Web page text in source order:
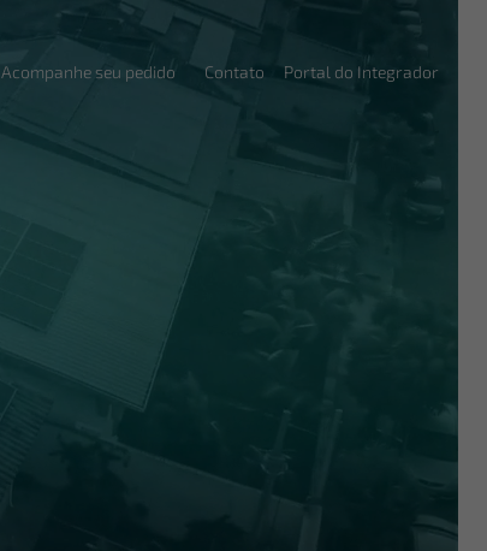
Acompanhe seu pedido Contato Portal do Integrador